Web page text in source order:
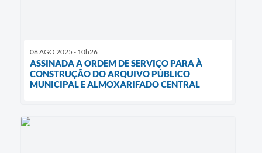
08 AGO 2025 - 10h26
ASSINADA A ORDEM DE SERVIÇO PARA À
CONSTRUÇÃO DO ARQUIVO PÚBLICO
MUNICIPAL E ALMOXARIFADO CENTRAL